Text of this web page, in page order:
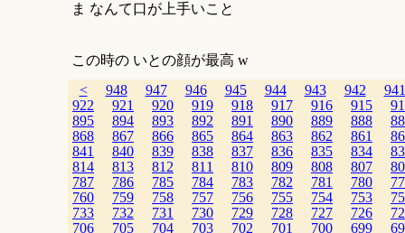
ま なんて口が上手いこと
この時の いとの顔が最高 w
<
948 947 946 945 944 943 942 941
922
921 920 919 918 917 916 915
895
894 893 892 891 890 889 888
868
867 866 865 864 863 862 861
841
840 839 838 837 836 835 834
814
813 812 811 810 809 808 807
787
786 785 784 783 782 781 780
760
759 758 757 756 755 754 753
733
732 731 730 729 728 727 726
706
705 704 703 702 701 700 699